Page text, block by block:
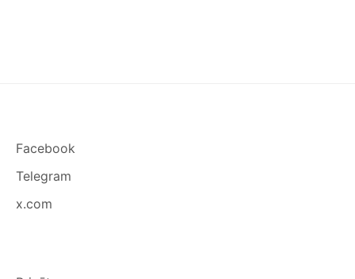
Facebook
Telegram
x.com